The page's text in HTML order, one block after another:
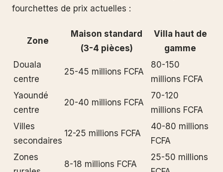
fourchettes de prix actuelles :
Zone
Maison standard
(3-4 pièces)
Villa haut de
gamme
Douala
centre
25-45 millions FCFA
80-150
millions FCFA
Yaoundé
centre
20-40 millions FCFA
70-120
millions FCFA
Villes
secondaires
12-25 millions FCFA
40-80 millions
FCFA
Zones
8-18 millions FCFA
25-50 millions